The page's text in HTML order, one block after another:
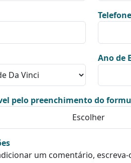
Ano de
pelo preenchimento do
um comentário,